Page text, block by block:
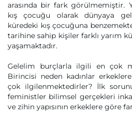
arasında bir fark görülmemiştir.
kış çocuğu olarak dünyaya
küredeki kış çocuğuna
tarihine sahip kişiler farklı yarım
yaşamaktadır.
Gelelim burçlarla ilgili en çok
Birincisi neden kadınlar
çok ilgilenmektedirler? İlk
feministler bilimsel gerçekleri
ve zihin yapısının erkeklere göre